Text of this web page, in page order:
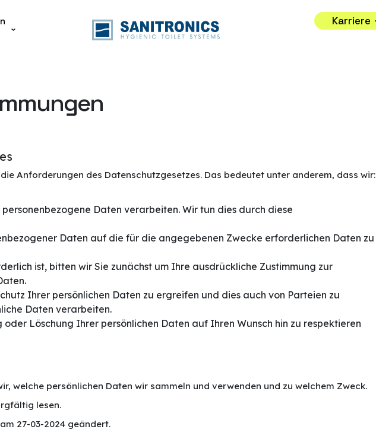
Karriere
Anforderungen des Datenschutzgesetzes. Das bedeutet unter anderem, dass wir:
Daten verarbeiten. Wir tun dies durch diese
Daten auf die für die angegebenen Zwecke erforderlichen Daten zu
ist, bitten wir Sie zunächst um Ihre ausdrückliche Zustimmung zur
Ihrer persönlichen Daten zu ergreifen und dies auch von Parteien zu
Daten verarbeiten.
Löschung Ihrer persönlichen Daten auf Ihren Wunsch hin zu respektieren
welche persönlichen Daten wir sammeln und verwenden und zu welchem Zweck.
lesen.
27-03-2024 geändert.